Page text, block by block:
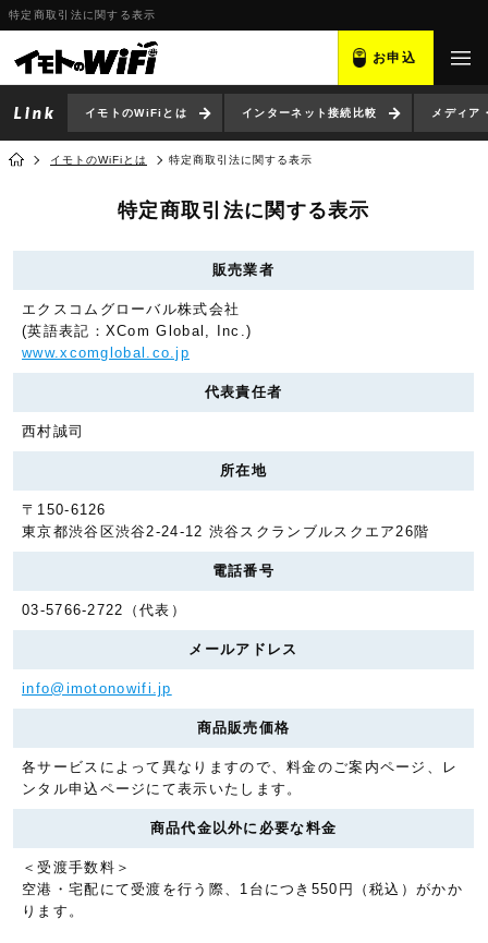
特定商取引法に関する表示
お申込
イモトのWiFiとは インターネット接続比較 メディア
イモトのWiFiとは 特定商取引法に関する表示
特定商取引法に関する表示
販売業者
エクスコムグローバル株式会社
(英語表記：XCom Global, Inc.)
www.xcomglobal.co.jp
代表責任者
西村誠司
所在地
〒150-6126
東京都渋谷区渋谷2-24-12 渋谷スクランブルスクエア26階
電話番号
03-5766-2722（代表）
メールアドレス
info@imotonowifi.jp
商品販売価格
各サービスによって異なりますので、料金のご案内ページ、レ
ンタル申込ページにて表示いたします。
商品代金以外に必要な料金
＜受渡手数料＞
空港・宅配にて受渡を行う際、1台につき550円（税込）がかか
ります。